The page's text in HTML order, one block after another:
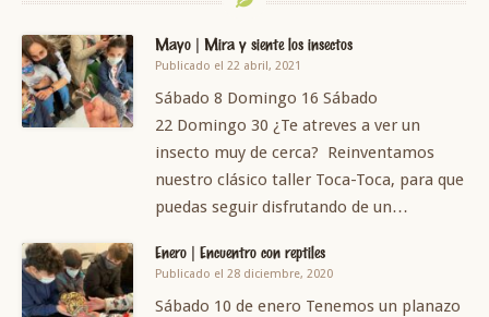
Mayo | Mira y siente los insectos
Publicado el 22 abril, 2021
Sábado 8 Domingo 16 Sábado
22 Domingo 30 ¿Te atreves a ver un
insecto muy de cerca? Reinventamos
nuestro clásico taller Toca-Toca, para que
puedas seguir disfrutando de un…
Enero | Encuentro con reptiles
Publicado el 28 diciembre, 2020
Sábado 10 de enero Tenemos un planazo